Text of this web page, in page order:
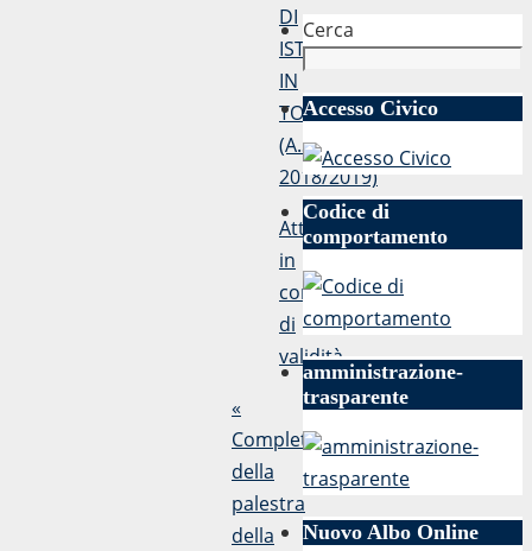
DI
ISTRUZIONE
IN
TOSCANA
(A.S.
2018/2019)
Atti
in
corso
di
validità
«
Completamento
della
palestra
della
Cerca
Accesso Civico
Codice di
comportamento
amministrazione-
trasparente
Nuovo Albo Online